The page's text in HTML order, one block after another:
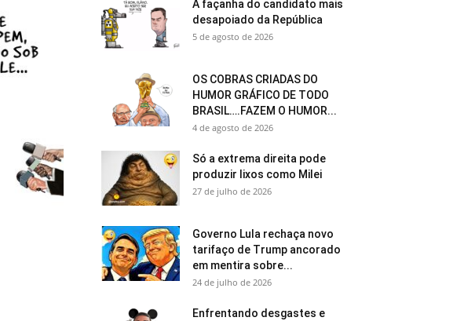
A façanha do candidato mais
desapoiado da República
5 de agosto de 2026
OS COBRAS CRIADAS DO
HUMOR GRÁFICO DE TODO
BRASIL….FAZEM O HUMOR...
4 de agosto de 2026
Só a extrema direita pode
produzir lixos como Milei
27 de julho de 2026
Governo Lula rechaça novo
tarifaço de Trump ancorado
em mentira sobre...
24 de julho de 2026
Enfrentando desgastes e